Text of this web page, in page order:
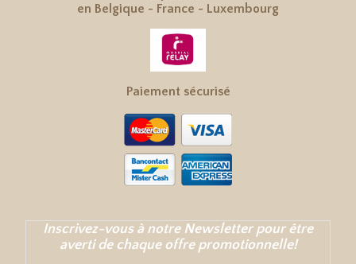
en Belgique - France - Luxembourg
Paiement sécurisé
Inscrivez-vous à notre Newsletter pour être
averti de chaque offre promotionnelle!